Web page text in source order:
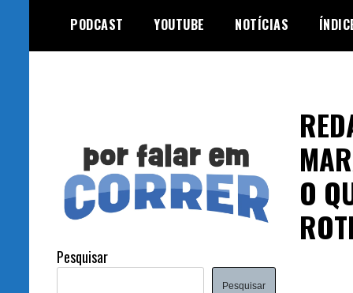
content
PODCAST YOUTUBE NOTÍCIAS
O
Pesquisar
Pesquisar